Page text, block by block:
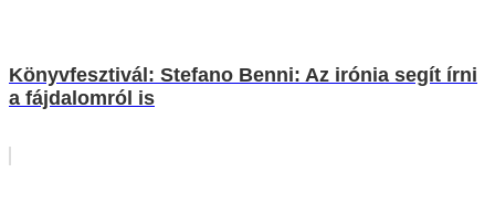
Könyvfesztivál: Stefano Benni: Az irónia segít írni
a fájdalomról is